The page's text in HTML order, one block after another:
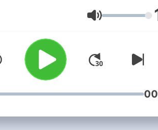
actualidad de las últimas
en el informativo nocturno
referencia y profundiza en
noticias sobre las que has
hablar durante el día.
Simón, Esther Palomera,
Juliana, Lucía Méndez y
lunes a viernes a las 20:00
Volume